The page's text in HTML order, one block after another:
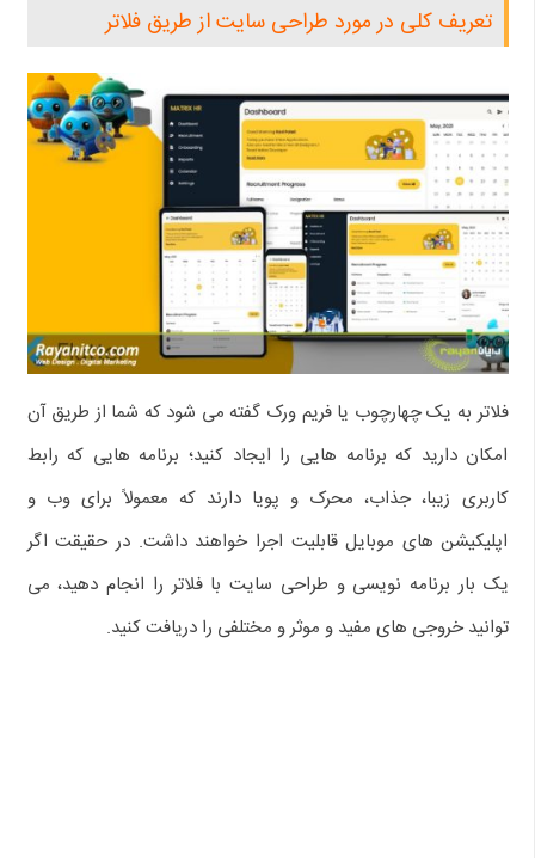
تعریف کلی در مورد طراحی سایت از طریق فلاتر
فلاتر به یک چهارچوب یا فریم ورک گفته می‌ شود که شما از طریق آن
امکان دارید که برنامه‌ هایی را ایجاد کنید؛ برنامه‌ هایی که رابط
کاربری زیبا، جذاب، محرک و پویا دارند که معمولاً برای وب و
اپلیکیشن‌ های موبایل قابلیت اجرا خواهند داشت. در حقیقت اگر
یک بار برنامه نویسی و طراحی سایت با فلاتر را انجام دهید، می‌
توانید خروجی‌ های مفید و موثر و مختلفی را دریافت کنید.